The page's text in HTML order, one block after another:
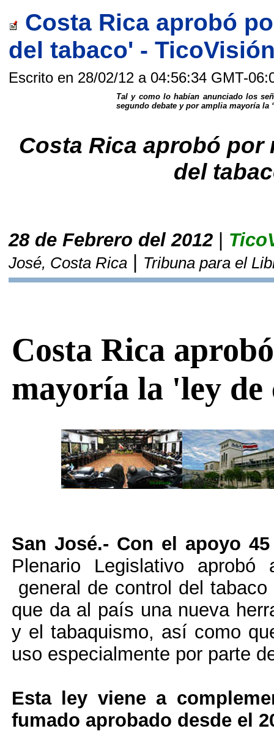
Costa Rica aprobó
del tabaco' -
Escrito en 28/02/12 a 04:56:34 GMT-
Tal y como lo habían anunciado los
segundo debate y por amplia mayoría
Costa Rica aprobó
del
28 de Febrero del 2012
José, Costa Rica Tribuna para el
Costa Rica
mayoría la 'ley
San José.- Con el apoyo
Plenario Legislativo
general de control del
que da al país una nueva
y el tabaquismo, así como
uso especialmente por parte
Esta ley viene a
fumado aprobado desde el